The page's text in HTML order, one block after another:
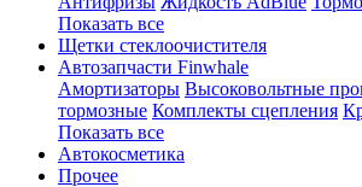
Показать все
Щетки стеклоочистителя
Автозапчасти Finwhale
Амортизаторы Высоковольтные
тормозные Комплекты сцепления
Показать все
Автокосметика
Прочее